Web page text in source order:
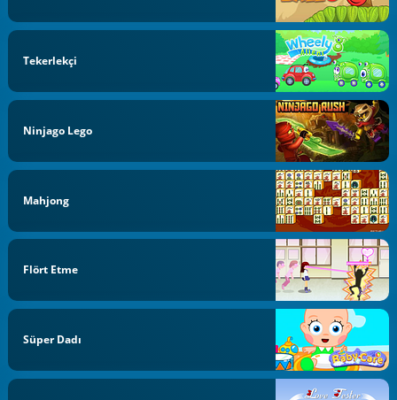
Tekerlekçi
Ninjago Lego
Mahjong
Flört Etme
Süper Dadı